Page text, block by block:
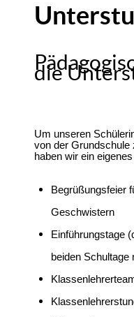
die
Um unseren
von der
haben wir ein
Begrüßungsfeier
Geschwistern
Einführungstage
beiden Schultage